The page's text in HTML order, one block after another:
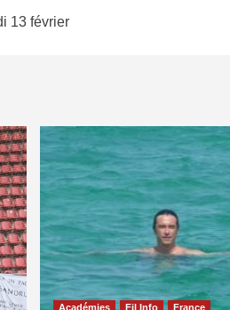
13 février
Académies Fil Info
France